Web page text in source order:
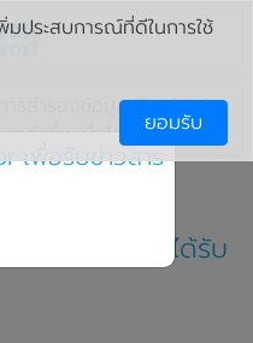
ารสำรองข้อมูล (Backup)
วด์เพิ่ม เมื่อได้รับแจ้งเตือน
รูปบน
ลาวด์เพิ่ม เมื่อได้รับ
มประสบการณ์ที่ดีในการใช้
ยอมรับ
เพื่อรับข่าวสาร